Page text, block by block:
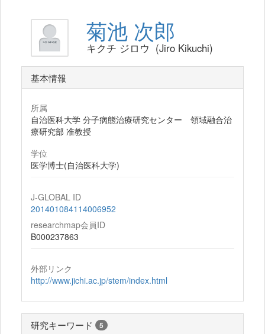
菊池 次郎
キクチ ジロウ (Jiro Kikuchi)
基本情報
所属
自治医科大学 分子病態治療研究センター 領域融合治
療研究部 准教授
学位
医学博士(自治医科大学)
J-GLOBAL ID
201401084114006952
researchmap会員ID
B000237863
外部リンク
http://www.jichi.ac.jp/stem/index.html
研究キーワード 5